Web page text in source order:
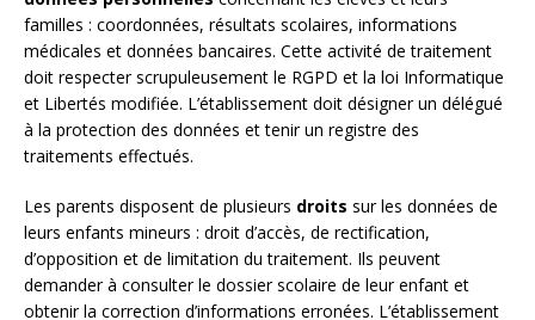
familles : coordonnées, résultats scolaires, informations
médicales et données bancaires. Cette activité de traitement
doit respecter scrupuleusement le RGPD et la loi Informatique
et Libertés modifiée. L’établissement doit désigner un délégué
à la protection des données et tenir un registre des
traitements effectués.
Les parents disposent de plusieurs droits sur les données de
leurs enfants mineurs : droit d’accès, de rectification,
d’opposition et de limitation du traitement. Ils peuvent
demander à consulter le dossier scolaire de leur enfant et
obtenir la correction d’informations erronées. L’établissement